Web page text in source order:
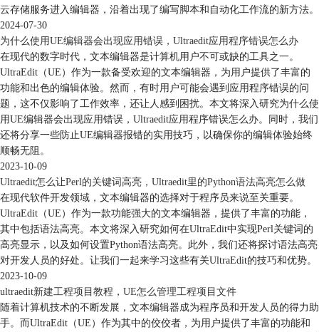
云存储服务进入编辑器，沿着出现了编写脚本和自动化工作流的新方法。
2024-07-30
为什么使用UE编辑器会出现应用错误，Ultraedit应用程序错误怎么办
在现代的数字时代，文本编辑器是计算机用户不可或缺的工具之一。
UltraEdit（UE）作为一款备受欢迎的文本编辑器，为用户提供了丰富的
功能和出色的编辑体验。然而，有时用户可能会遇到应用程序错误的问
题，这不仅影响了工作效率，还让人感到困扰。本文将深入研究为什么使
用UE编辑器会出现应用错误，Ultraedit应用程序错误怎么办。同时，我们
还将分享一些防止UE编辑器报错的实用技巧，以确保你的编辑体验始终
顺畅无阻。
2023-10-09
Ultraedit怎么让Perl的关键词高亮，Ultraedit里的Python语法高亮怎么做
在现代软件开发领域，文本编辑器的选择对于程序员来说至关重要。
UltraEdit（UE）作为一款功能强大的文本编辑器，提供了丰富的功能，
其中包括语法高亮。本文将深入研究如何在UltraEdit中实现Perl关键词的
高亮显示，以及如何设置Python语法高亮。此外，我们还将探讨语法高亮
对开发人员的好处。让我们一起来学习这些有关UltraEdit的技巧和优势。
2023-10-09
ultraedit新建工程项目教程，UE怎么管理工程项目文件
随着计算机技术的不断发展，文本编辑器成为程序员和开发人员的得力助
手。而UltraEdit（UE）作为其中的佼佼者，为用户提供了丰富的功能和